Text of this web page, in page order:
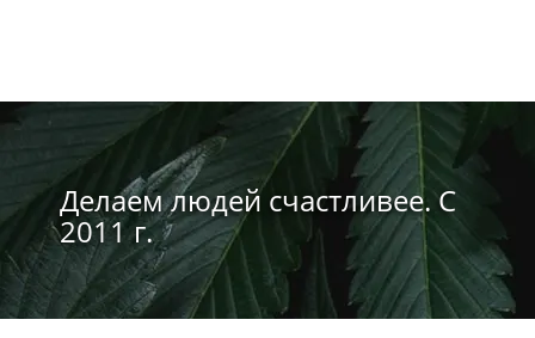
Делаем людей счастливее. С
2011 г.